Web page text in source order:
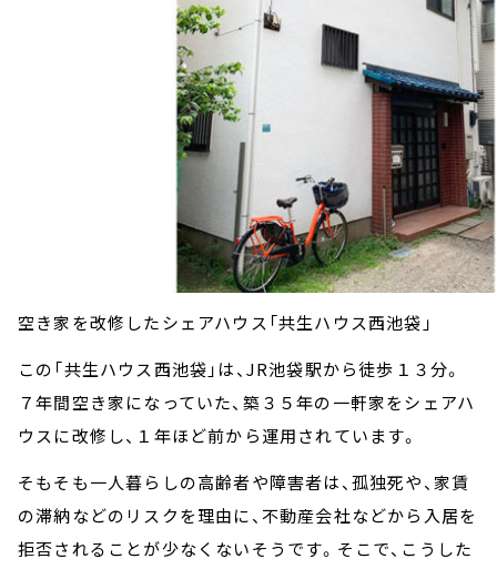
空き家を改修したシェアハウス「共生ハウス西池袋」
この「共生ハウス西池袋」は、JR池袋駅から徒歩１３分。
７年間空き家になっていた、築３５年の一軒家をシェアハ
ウスに改修し、１年ほど前から運用されています。
そもそも一人暮らしの高齢者や障害者は、孤独死や、家賃
の滞納などのリスクを理由に、不動産会社などから入居を
拒否されることが少なくないそうです。そこで、こうした